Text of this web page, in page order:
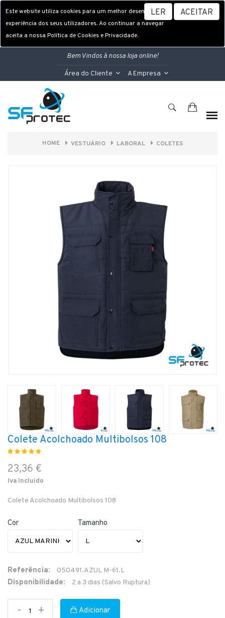
Este website utiliza cookies para um melhor desempenho e
experiência dos seus utilizadores. Ao continuar a navegar
aceita a nossa Política de Cookies e Privacidade.
LER ACEITAR
Bem Vindos à nossa loja online!
Área do Cliente A Empresa
HOME VESTUÁRIO LABORAL COLETES
Colete Acolchoado Multibolsos 108
23,36 €
Iva Incluido
Colete Acolchoado Multibolsos 108
Cor Tamanho
Referência: 050491.AZUL M-61.L
Disponibilidade: 2 a 3 dias (Salvo Ruptura)
- + Adicionar